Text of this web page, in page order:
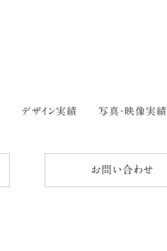
デザイン実績 写真・映像実績
お問い合わせ